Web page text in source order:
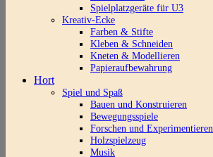
Spielplatzgeräte für U3
Kreativ-Ecke
Farben & Stifte
Kleben & Schneiden
Kneten & Modellieren
Papieraufbewahrung
Hort
Spiel und Spaß
Bauen und Konstruieren
Bewegungsspiele
Forschen und Experimentieren
Holzspielzeug
Musik